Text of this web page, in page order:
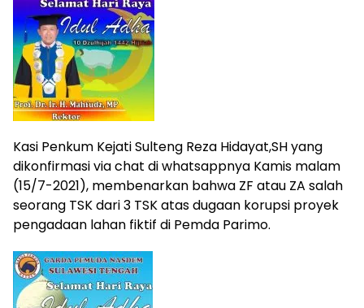
Kasi Penkum Kejati Sulteng Reza Hidayat,SH yang
dikonfirmasi via chat di whatsappnya Kamis malam
(15/7-2021), membenarkan bahwa ZF atau ZA salah
seorang TSK dari 3 TSK atas dugaan korupsi proyek
pengadaan lahan fiktif di Pemda Parimo.